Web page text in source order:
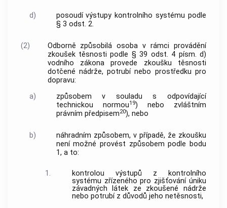
d)
posoudí výstupy kontrolního systému podle
§ 3 odst. 2.
(2)
Odborně způsobilá osoba v rámci provádění
zkoušek těsnosti podle § 39 odst. 4 písm. d)
vodního zákona provede zkoušku těsnosti
dotčené nádrže, potrubí nebo prostředku pro
dopravu:
a)
způsobem v souladu s odpovídající
technickou normou19) nebo zvláštním
právním předpisem20), nebo
b)
náhradním způsobem, v případě, že zkoušku
není možné provést způsobem podle bodu
1, a to:
1.
kontrolou výstupů z kontrolního
systému zřízeného pro zjišťování úniku
závadných látek ze zkoušené nádrže
nebo potrubí z důvodů jeho netěsnosti,